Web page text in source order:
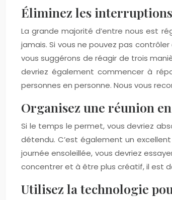
Éliminez les interruptions
La grande majorité d’entre nous est
jamais. Si vous ne pouvez pas
vous suggérons de réagir de trois
devriez également commencer à
personnes en personne. Nous vous
Organisez une réunion
Si le temps le permet, vous devriez
détendu. C’est également un
journée ensoleillée, vous devriez
concentrer et à être plus créatif, il est
Utilisez la technologie